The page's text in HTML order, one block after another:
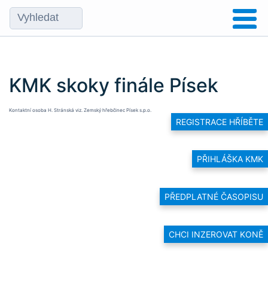
REGISTRACE HŘÍBĚTE
PŘIHLÁŠKA KMK
PŘEDPLATNÉ ČASOPISU
CHCI INZEROVAT KONĚ
KMK skoky finále Písek
Kontaktní osoba H. Stránská viz. Zemský hřebčinec Písek s.p.o.